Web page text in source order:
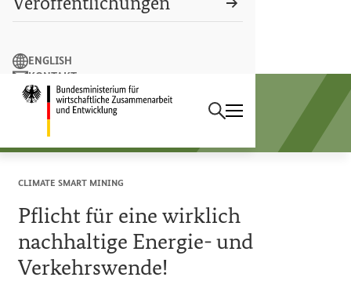
Startseite des
Suchbegriff
Suchen
ENGLISH
KONTAKT
LEICHTE SPRACHE
Sektorprogramm
Rohstoffe und Entwicklung
CLIMATE SMART MINING
Pflicht für eine wirklich
nachhaltige Energie- und
Verkehrswende!